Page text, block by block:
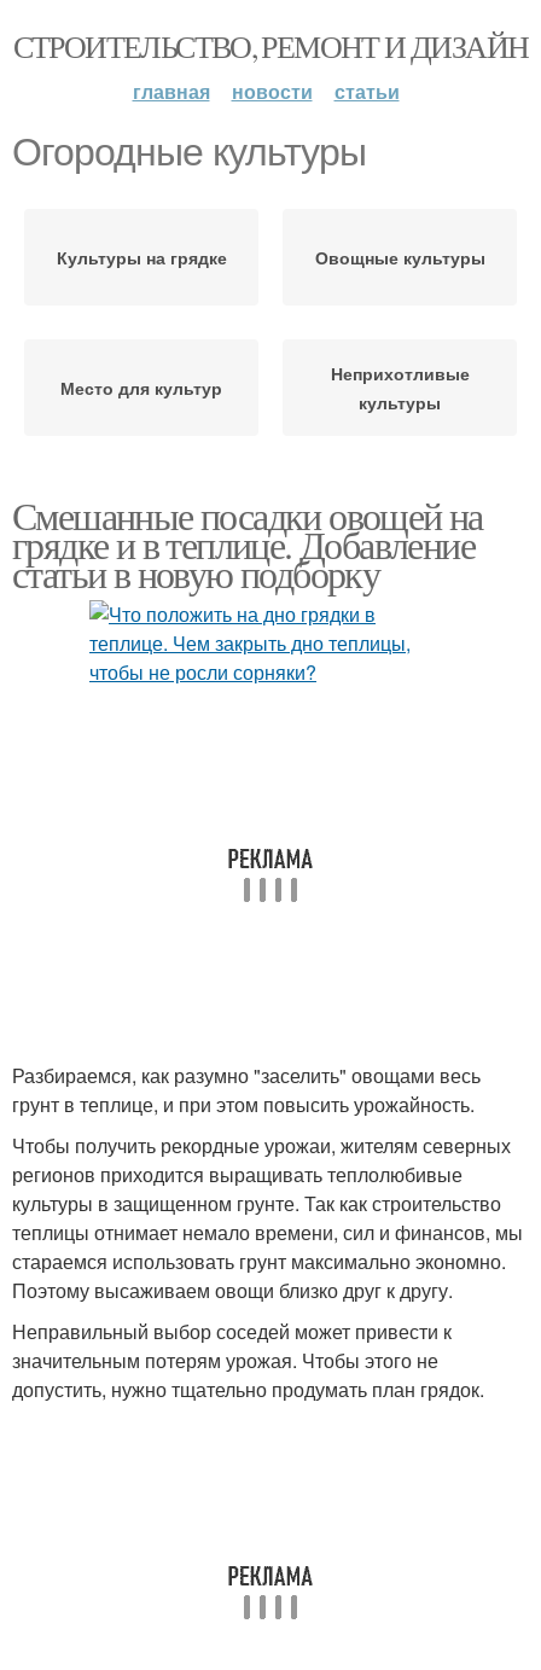
СТРОИТЕЛЬСТВО, РЕМОНТ И ДИЗАЙН
главная новости статьи
Огородные культуры
Культуры на грядке Овощные культуры
Место для культур
Неприхотливые
культуры
Смешанные посадки овощей на
грядке и в теплице. Добавление
статьи в новую подборку
Разбираемся, как разумно "заселить" овощами весь
грунт в теплице, и при этом повысить урожайность.
Чтобы получить рекордные урожаи, жителям северных
регионов приходится выращивать теплолюбивые
культуры в защищенном грунте. Так как строительство
теплицы отнимает немало времени, сил и финансов, мы
стараемся использовать грунт максимально экономно.
Поэтому высаживаем овощи близко друг к другу.
Неправильный выбор соседей может привести к
значительным потерям урожая. Чтобы этого не
допустить, нужно тщательно продумать план грядок.